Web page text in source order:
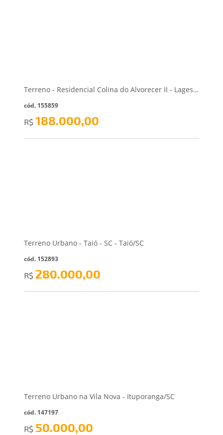
Terreno - Residencial Colina do Alvorecer II - Lages/SC
cód. 155859
R$ 188.000,00
Terreno Urbano - Taió - SC - Taió/SC
cód. 152893
R$ 280.000,00
Terreno Urbano na Vila Nova - Ituporanga/SC
cód. 147197
R$ 50.000,00